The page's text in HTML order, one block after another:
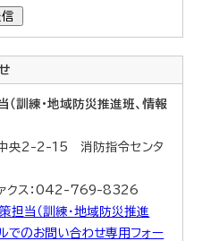
訓練・地域防災推進班、情報
央2-2-15 消防指令センタ
ス：042-769-8326
当（訓練・地域防災推進
でのお問い合わせ専用フォー